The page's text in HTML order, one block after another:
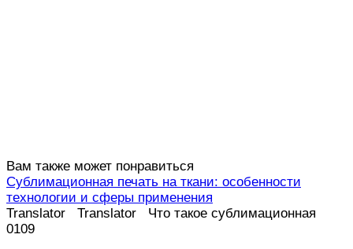
Вам также может понравиться
Сублимационная печать на ткани: особенности
технологии и сферы применения
Translator Translator Что такое сублимационная
0109